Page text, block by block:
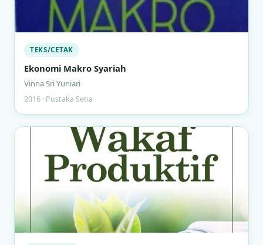
TEKS/CETAK
Ekonomi Makro Syariah
Vinna Sri Yuniari
2016 · Pustaka Setia